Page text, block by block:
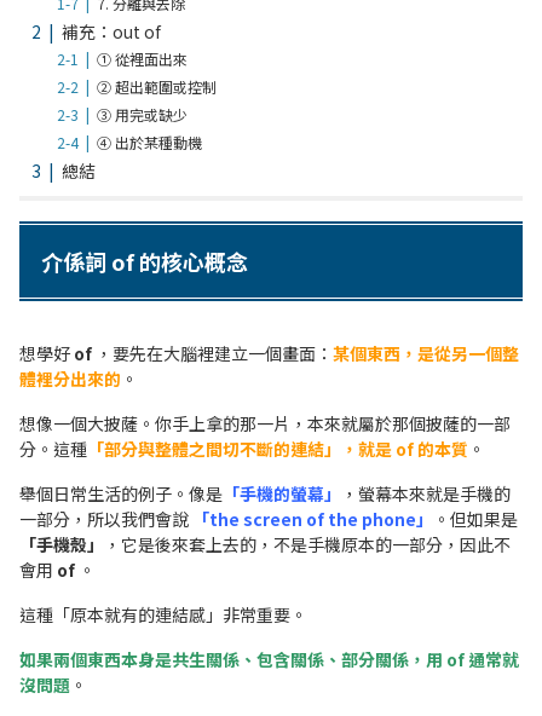
補充：out of
① 從裡面出來
② 超出範圍或控制
③ 用完或缺少
④ 出於某種動機
總結
介係詞 of 的核心概念
想學好 of ，要先在大腦裡建立一個畫面： 某個東西，是從另一個整
體裡分出來的 。
想像一個大披薩。你手上拿的那一片，本來就屬於那個披薩的一部
分。這種 「部分與整體之間切不斷的連結」，就是 of 的本質 。
舉個日常生活的例子。像是 「手機的螢幕」
，螢幕本來就是手機的
一部分，所以我們會說 「the screen of the phone」
。但如果是
「手機殼」
，它是後來套上去的，不是手機原本的一部分，因此不
會用 of 。
這種「原本就有的連結感」非常重要。
如果兩個東西本身是共生關係、包含關係、部分關係，用 of 通常就
沒問題 。